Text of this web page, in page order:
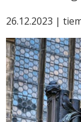
26.12.2023 |